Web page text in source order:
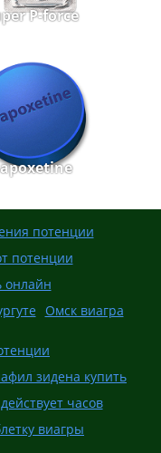
P-force
потенции
потенции
онлайн
Омск виагра
зидена купить
часов
виагры